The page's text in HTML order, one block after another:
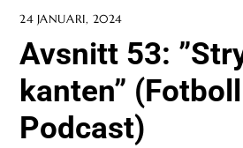
24 JANUARI, 2024
Avsnitt 53:
kanten”
Podcast)